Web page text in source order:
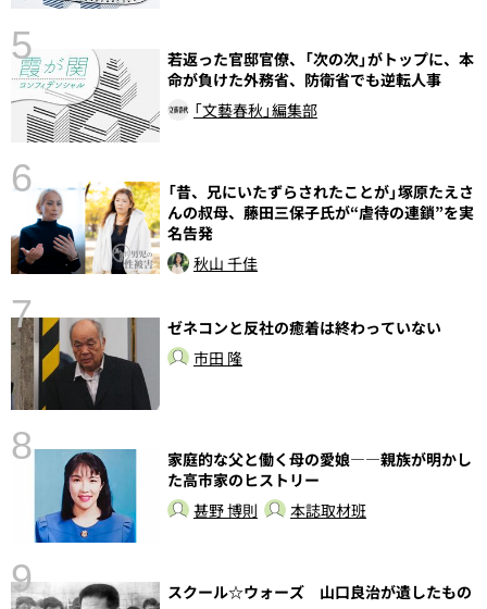
5
若返った官邸官僚、「次の次」がトップに、本
命が負けた外務省、防衛省でも逆転人事
「文藝春秋」編集部
6
「昔、兄にいたずらされたことが」塚原たえさ
んの叔母、藤田三保子氏が“虐待の連鎖”を実
名告発
秋山 千佳
7
ゼネコンと反社の癒着は終わっていない
市田 隆
8
家庭的な父と働く母の愛娘――親族が明かし
た高市家のヒストリー
甚野 博則
本誌取材班
9
スクール☆ウォーズ 山口良治が遺したもの